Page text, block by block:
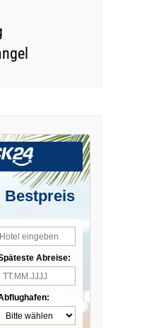
Bestpreis
Abreise: